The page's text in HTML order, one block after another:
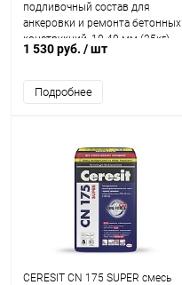
подливочный состав для
анкеровки и ремонта бетонных
конструкций, 10-40 мм (25кг)
1 530 руб. / шт
Подробнее
CERESIT CN 175 SUPER смесь